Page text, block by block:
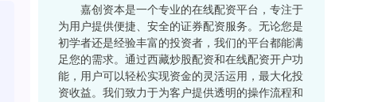
嘉创资本是一个专业的在线配资平台，专注于
为用户提供便捷、安全的证券配资服务。无论您是
初学者还是经验丰富的投资者，我们的平台都能满
足您的需求。通过西藏炒股配资和在线配资开户功
能，用户可以轻松实现资金的灵活运用，最大化投
资收益。我们致力于为客户提供透明的操作流程和